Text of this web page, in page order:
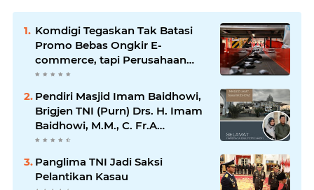
Komdigi Tegaskan Tak Batasi
Promo Bebas Ongkir E-
commerce, tapi Perusahaan
Kurir
Pendiri Masjid Imam Baidhowi,
Brigjen TNI (Purn) Drs. H. Imam
Baidhowi, M.M., C. Fr.A
Mengucapkan Selamat Idul Fitri
Panglima TNI Jadi Saksi
Pelantikan Kasau